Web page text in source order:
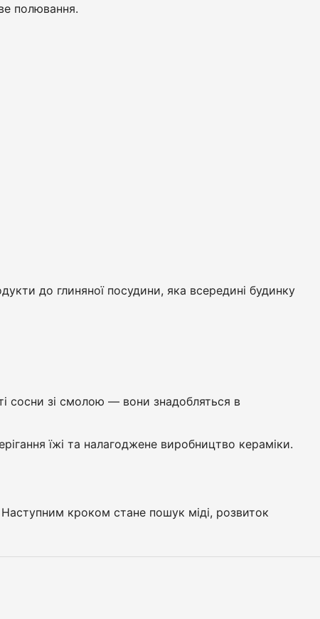
полювання.
до глиняної посудини, яка всередині будинку
сосни зі смолою — вони знадобляться в
їжі та налагоджене виробництво кераміки.
кроком стане пошук міді, розвиток